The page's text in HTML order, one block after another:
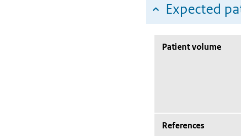
Expected
Patient volume
References